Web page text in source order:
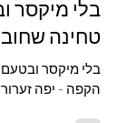
כל המתכונים
בלי מיקסר
טחינה